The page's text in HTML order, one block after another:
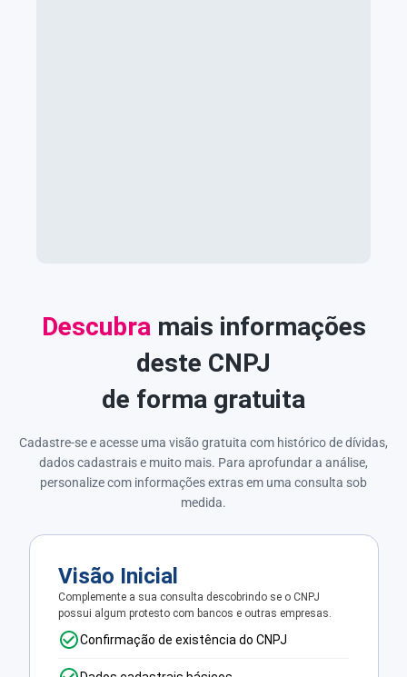
Descubra mais informações
deste CNPJ
de forma gratuita
Cadastre-se e acesse uma visão gratuita com histórico de dívidas,
dados cadastrais e muito mais. Para aprofundar a análise,
personalize com informações extras em uma consulta sob
medida.
Visão Inicial
Complemente a sua consulta descobrindo se o CNPJ
possui algum protesto com bancos e outras empresas.
Confirmação de existência do CNPJ